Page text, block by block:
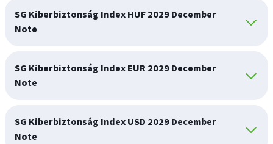
SG Kiberbiztonság Index HUF 2029 December
Note
SG Kiberbiztonság Index EUR 2029 December
Note
SG Kiberbiztonság Index USD 2029 December
Note